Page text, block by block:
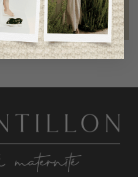
bonne cause